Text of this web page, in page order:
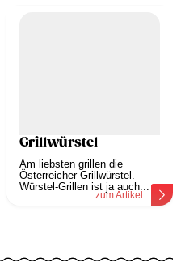
Grillwürstel
Am liebsten grillen die
Österreicher Grillwürstel.
Würstel-Grillen ist ja auch...
zum Artikel